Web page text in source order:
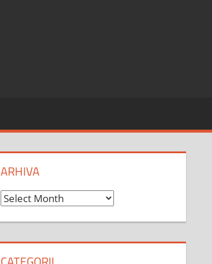
ARHIVA
Arhiva